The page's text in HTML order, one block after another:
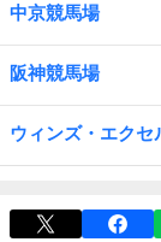
中京競馬場
阪神競馬場
ウィンズ・エクセ